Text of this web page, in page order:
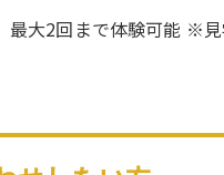
最大2回まで体験可能 ※